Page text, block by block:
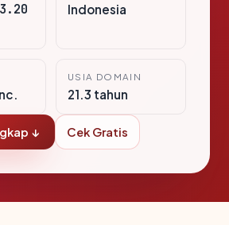
Indonesia
USIA DOMAIN
21.3 tahun
↓ Cek Gratis